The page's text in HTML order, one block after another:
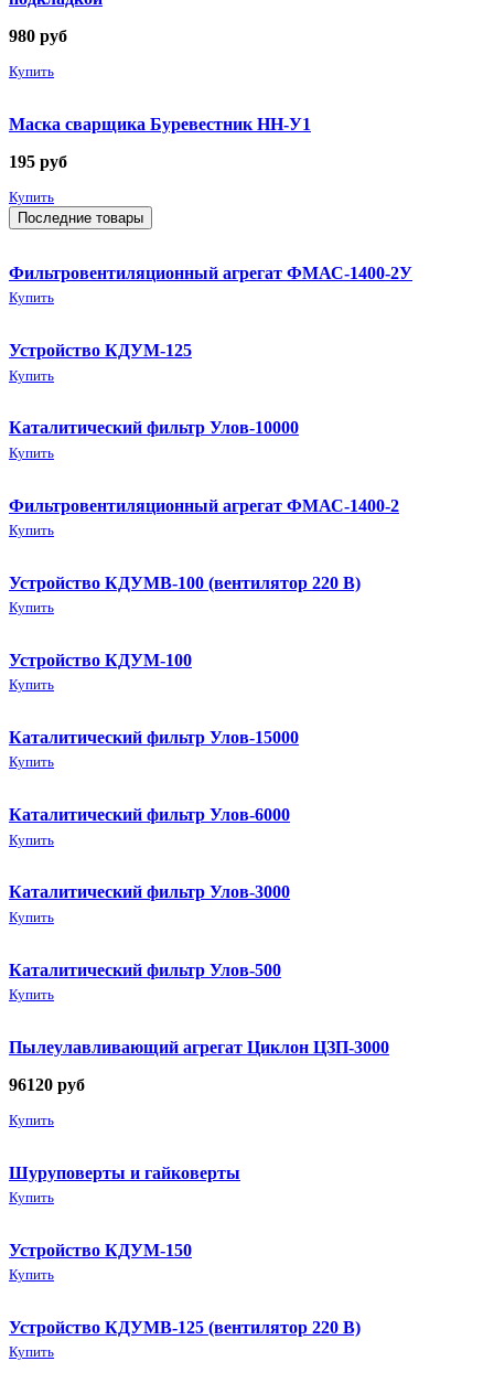
980 руб
Купить
Маска сварщика Буревестник НН-У1
195 руб
Купить
Последние товары
Фильтровентиляционный агрегат ФМАС-1400-2У
Купить
Устройство КДУМ-125
Купить
Каталитический фильтр Улов-10000
Купить
Фильтровентиляционный агрегат ФМАС-1400-2
Купить
Устройство КДУМВ-100 (вентилятор 220 В)
Купить
Устройство КДУМ-100
Купить
Каталитический фильтр Улов-15000
Купить
Каталитический фильтр Улов-6000
Купить
Каталитический фильтр Улов-3000
Купить
Каталитический фильтр Улов-500
Купить
Пылеулавливающий агрегат Циклон ЦЗП-3000
96120 руб
Купить
Шуруповерты и гайковерты
Купить
Устройство КДУМ-150
Купить
Устройство КДУМВ-125 (вентилятор 220 В)
Купить